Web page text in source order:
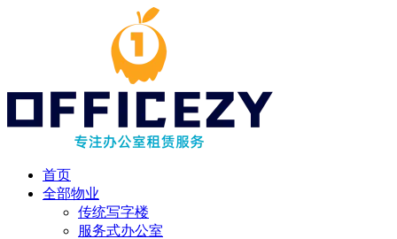
首页
全部物业
传统写字楼
服务式办公室